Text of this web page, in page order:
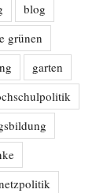
blog
grünen
garten